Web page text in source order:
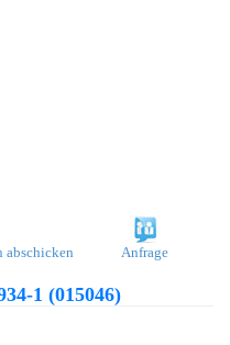
abschicken Anfrage
1 (015046)